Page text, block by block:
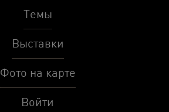
Темы
Выставки
Фото на карте
Войти